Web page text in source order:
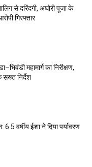
से दरिंदगी, अघोरी पूजा के
गिरफ्तार
महामार्ग का निरीक्षण,
सख्त निर्देश
6.5 वर्षीय ईशा ने दिया पर्यावरण